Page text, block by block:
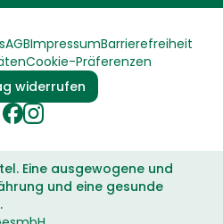
AGBImpressumBarrierefreiheit
Cookie-Präferenzen
widerrufen
Eine ausgewogene und
und eine gesunde